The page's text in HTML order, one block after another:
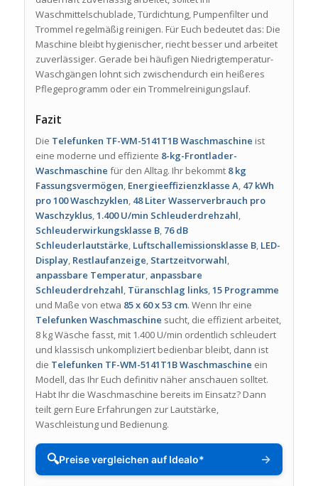
Waschmittelschublade, Türdichtung, Pumpenfilter und
Trommel regelmäßig reinigen. Für Euch bedeutet das: Die
Maschine bleibt hygienischer, riecht besser und arbeitet
zuverlässiger. Gerade bei häufigen Niedrigtemperatur-
Waschgängen lohnt sich zwischendurch ein heißeres
Pflegeprogramm oder ein Trommelreinigungslauf.
Fazit
Die Telefunken TF-WM-5141T1B Waschmaschine ist
eine moderne und effiziente 8-kg-Frontlader-
Waschmaschine für den Alltag. Ihr bekommt 8 kg
Fassungsvermögen, Energieeffizienzklasse A, 47 kWh
pro 100 Waschzyklen, 48 Liter Wasserverbrauch pro
Waschzyklus,1.400 U/min Schleuderdrehzahl,
Schleuderwirkungsklasse B, 76 dB
Schleuderlautstärke, Luftschallemissionsklasse B, LED-
Display, Restlaufanzeige, Startzeitvorwahl,
anpassbare Temperatur, anpassbare
Schleuderdrehzahl, Türanschlag links,15 Programme
und Maße von etwa 85 x 60 x 53 cm. Wenn Ihr eine
Telefunken Waschmaschine sucht, die effizient arbeitet,
8 kg Wäsche fasst, mit 1.400 U/min ordentlich schleudert
und klassisch unkompliziert bedienbar bleibt, dann ist
die Telefunken TF-WM-5141T1B Waschmaschine ein
Modell, das Ihr Euch definitiv näher anschauen solltet.
Habt Ihr die Waschmaschine bereits im Einsatz? Dann
teilt gern Eure Erfahrungen zur Lautstärke,
Waschleistung und Bedienung.
🔍Preise vergleichen auf Idealo* →